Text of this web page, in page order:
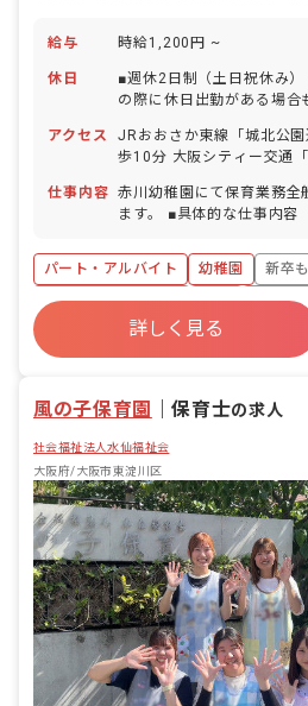
給与 時給1,200円 ~
休日
■週休2日制（土日祝休み
の際に休日出勤がある場合
（夏季保育のときは午前中
休暇（入職6カ月後から） ■
アクセス
JRおおさか東線「城北公
歩10分 大阪シティー交通
歩7分 ■自転車通勤OK！
仕事内容 赤川幼稚園にて保育業務全
ます。 ■具体的な仕事内容 ・クラス補助
パート・アルバイト
幼稚園
新卒
ボーナス・賞与あり
有給
残業少
アットホーム
ブランクOK
設備充
詳しく見る
風の子保育園 ｜保育士の求人
社会福祉法人水仙福祉会
大阪府/大阪市東淀川区